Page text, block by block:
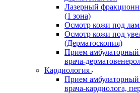
Лазерный
(1 зона)
Осмотр кожи под
Осмотр кожи под
(Дерматоскопия)
Прием амбулаторный
врача-
Кардиология
Прием амбулаторный
врача-кардиолога,